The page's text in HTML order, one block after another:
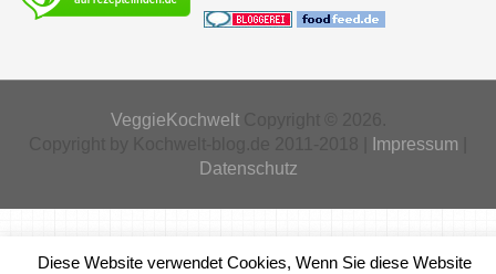
VeggieKochweltCopyright © 2026.
Impressum
Datenschutz
Diese Website verwendet Cookies, Wenn Sie diese Website